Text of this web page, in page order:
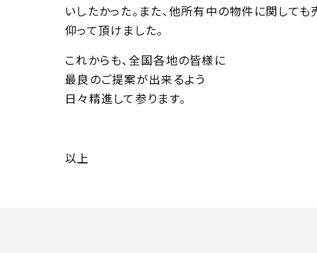
いしたかった。また、他所有中の物件に関して
仰って頂けました。
これからも、全国各地の皆様に
最良のご提案が出来るよう
日々精進して参ります。
以上